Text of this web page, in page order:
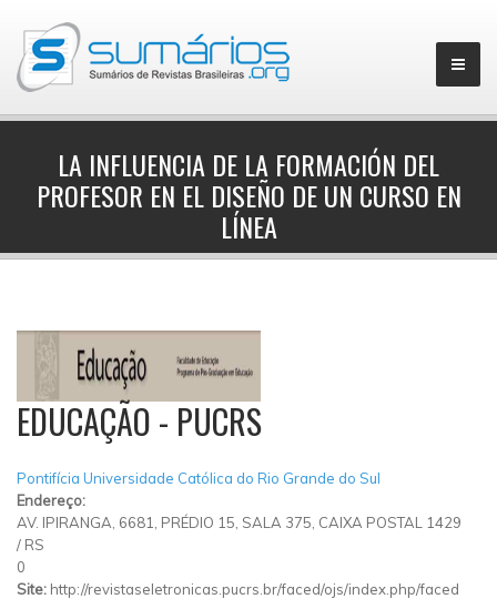
▼
LA INFLUENCIA DE LA FORMACIÓN DEL
PROFESOR EN EL DISEÑO DE UN CURSO EN
LÍNEA
EDUCAÇÃO - PUCRS
Pontifícia Universidade Católica do Rio Grande do Sul
Endereço:
AV. IPIRANGA, 6681, PRÉDIO 15, SALA 375, CAIXA POSTAL 1429
/ RS
0
Site: http://revistaseletronicas.pucrs.br/faced/ojs/index.php/faced